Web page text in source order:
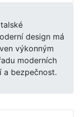
design má
výkonným
moderních
a bezpečnost.